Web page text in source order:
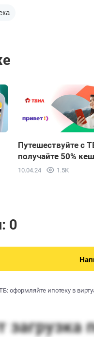
Путешествуйте с
получайте 50%
10.04.24 1.5K
0
оформляйте ипотеку в